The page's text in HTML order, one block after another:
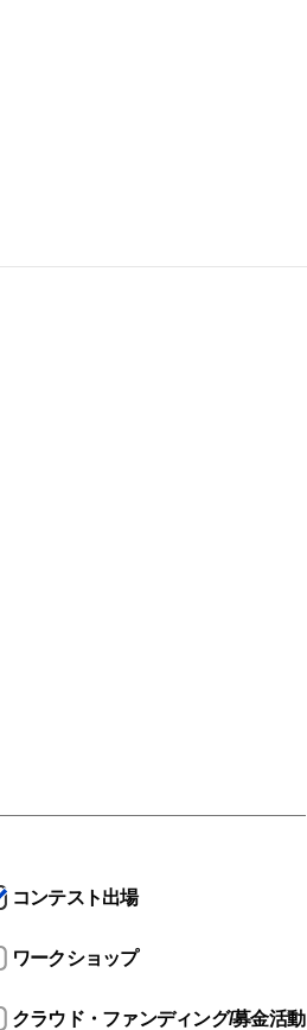
コンテスト出場
ワークショップ
クラウド・ファンディング/募金活動